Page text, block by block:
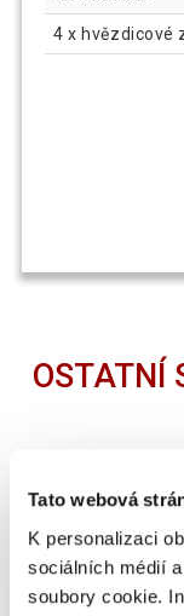
Tato webová
K personalizaci
sociálních médií
soubory cookie.
4 x hvězdicové
OSTATNÍ